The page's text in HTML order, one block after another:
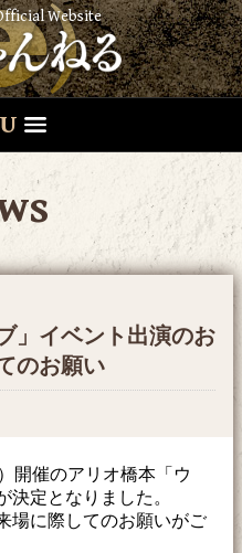
Website
」イベント出演のお
のお願い
開催のアリオ橋本「ウ
決定となりました。
場に際してのお願いがご